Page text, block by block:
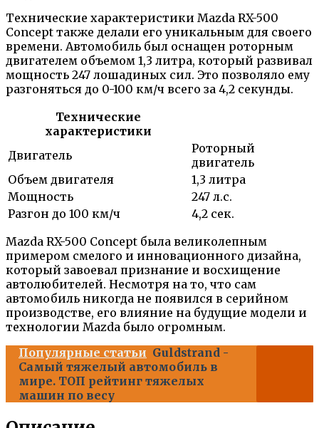
Технические характеристики Mazda RX-500
Concept также делали его уникальным для своего
времени. Автомобиль был оснащен роторным
двигателем объемом 1,3 литра, который развивал
мощность 247 лошадиных сил. Это позволяло ему
разгоняться до 0-100 км/ч всего за 4,2 секунды.
Технические
характеристики
Двигатель
Роторный
двигатель
Объем двигателя
1,3 литра
Мощность
247 л.с.
Разгон до 100 км/ч
4,2 сек.
Mazda RX-500 Concept была великолепным
примером смелого и инновационного дизайна,
который завоевал признание и восхищение
автолюбителей. Несмотря на то, что сам
автомобиль никогда не появился в серийном
производстве, его влияние на будущие модели и
технологии Mazda было огромным.
Популярные статьи Guldstrand -
Самый тяжелый автомобиль в
мире. ТОП рейтинг тяжелых
машин по весу